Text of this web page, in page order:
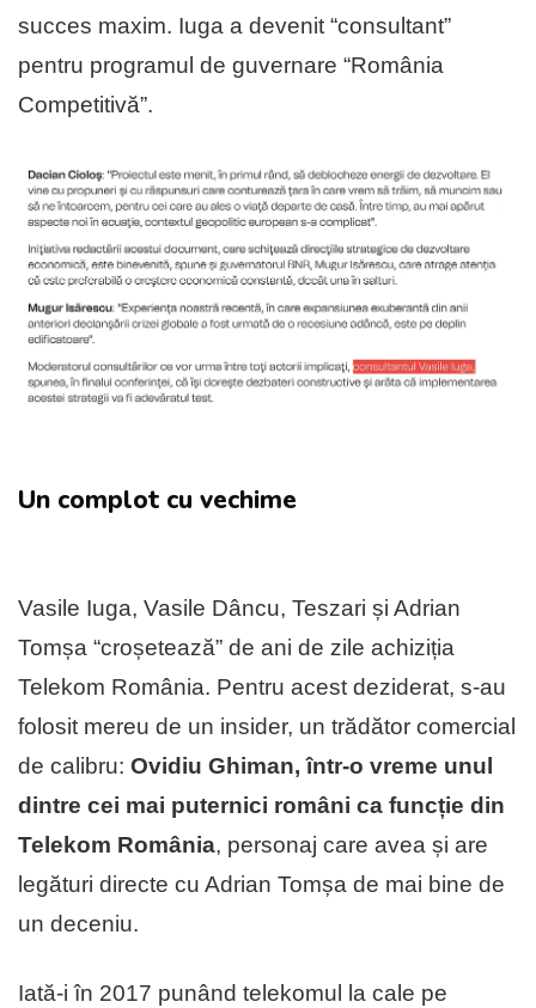
succes maxim. Iuga a devenit “consultant”
pentru programul de guvernare “România
Competitivă”.
Un complot cu vechime
Vasile Iuga, Vasile Dâncu, Teszari și Adrian
Tomșa “croșetează” de ani de zile achiziția
Telekom România. Pentru acest deziderat, s-au
folosit mereu de un insider, un trădător comercial
de calibru: Ovidiu Ghiman, într-o vreme unul
dintre cei mai puternici români ca funcție din
Telekom România, personaj care avea și are
legături directe cu Adrian Tomșa de mai bine de
un deceniu.
Iată-i în 2017 punând telekomul la cale pe